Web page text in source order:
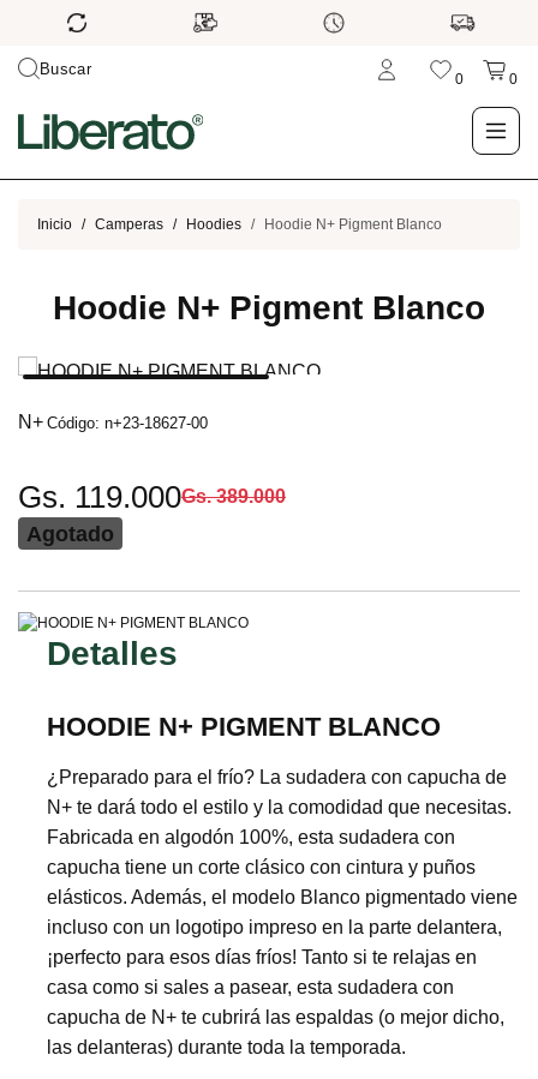
Buscar
0 0
LO NUEVO
BLOG
Inicio Camperas Hoodies Hoodie N+ Pigment Blanco
Hoodie N+ Pigment Blanco
N+ Código: n+23-18627-00
Gs. 119.000Gs. 389.000
Agotado
Detalles
HOODIE N+ PIGMENT BLANCO
¿Preparado para el frío? La sudadera con capucha de
N+ te dará todo el estilo y la comodidad que necesitas.
Fabricada en algodón 100%, esta sudadera con
capucha tiene un corte clásico con cintura y puños
elásticos. Además, el modelo Blanco pigmentado viene
incluso con un logotipo impreso en la parte delantera,
¡perfecto para esos días fríos! Tanto si te relajas en
casa como si sales a pasear, esta sudadera con
capucha de N+ te cubrirá las espaldas (o mejor dicho,
las delanteras) durante toda la temporada.